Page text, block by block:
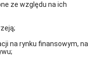
ze względu na ich
na rynku finansowym, na